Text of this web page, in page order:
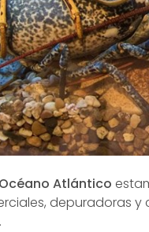
Atlántico
depuradoras y